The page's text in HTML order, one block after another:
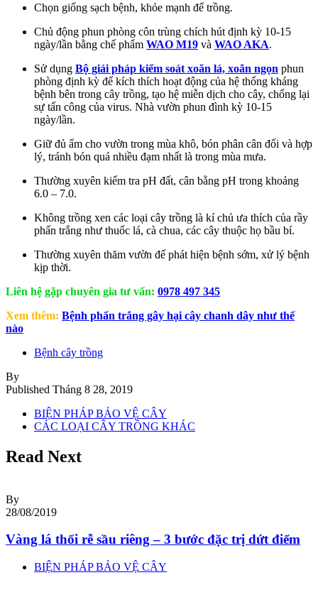
Chọn giống sạch bệnh, khỏe mạnh để trồng.
Chủ động phun phòng côn trùng chích hút định kỳ 10-15
ngày/lần bằng chế phẩm WAO M19 và WAO AKA.
Sử dụng Bộ giải pháp kiểm soát xoăn lá, xoắn ngọn phun
phòng định kỳ để kích thích hoạt động của hệ thống kháng
bệnh bên trong cây trồng, tạo hệ miễn dịch cho cây, chống lại
sự tấn công của virus. Nhà vườn phun đình kỳ 10-15
ngày/lần.
Giữ đủ ẩm cho vườn trong mùa khô, bón phân cân đối và hợp
lý, tránh bón quá nhiều đạm nhất là trong mùa mưa.
Thường xuyên kiểm tra pH đất, cân bằng pH trong khoảng
6.0 – 7.0.
Không trồng xen các loại cây trồng là kí chủ ưa thích của rầy
phấn trắng như thuốc lá, cà chua, các cây thuộc họ bầu bí.
Thường xuyên thăm vườn để phát hiện bệnh sớm, xử lý bệnh
kịp thời.
Liên hệ gặp chuyên gia tư vấn: 0978 497 345
Xem thêm: Bệnh phấn trắng gây hại cây chanh dây như thế
nào
Bệnh cây trồng
By
Published Tháng 8 28, 2019
BIỆN PHÁP BẢO VỆ CÂY
CÁC LOẠI CÂY TRỒNG KHÁC
Read Next
By
28/08/2019
Vàng lá thối rễ sầu riêng – 3 bước đặc trị dứt điểm
BIỆN PHÁP BẢO VỆ CÂY